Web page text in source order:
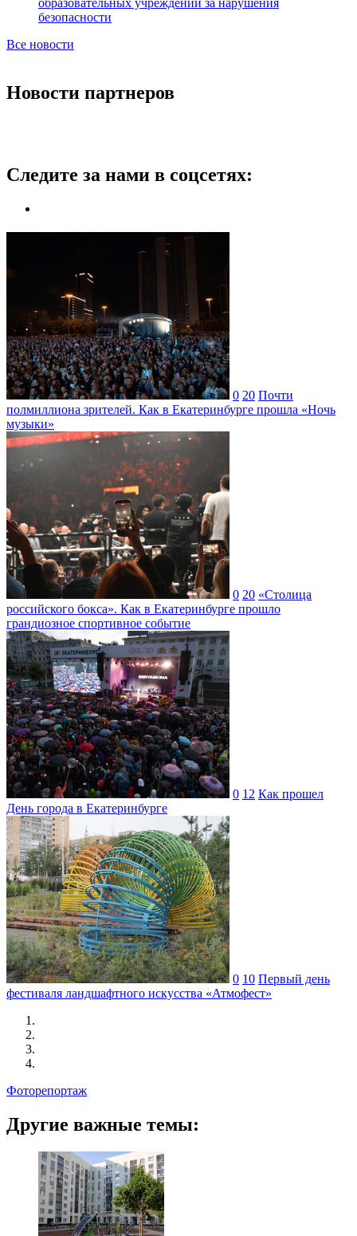
образовательных учреждений за нарушения
безопасности
Все новости
Новости партнеров
Следите за нами в соцсетях:
0 20 Почти
полмиллиона зрителей. Как в Екатеринбурге прошла «Ночь
музыки»
0 20 «Столица
российского бокса». Как в Екатеринбурге прошло
грандиозное спортивное событие
0 12 Как прошел
День города в Екатеринбурге
0 10 Первый день
фестиваля ландшафтного искусства «Атмофест»
Фоторепортаж
Другие важные темы: